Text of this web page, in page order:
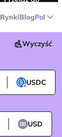
RynkiBlogPol
Wyczyść
USDC
USD